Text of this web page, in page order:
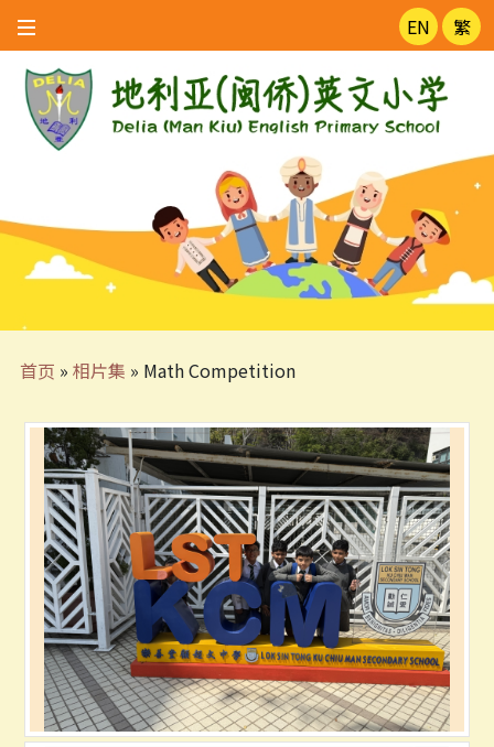
EN 繁
首页 » 相片集 » Math Competition